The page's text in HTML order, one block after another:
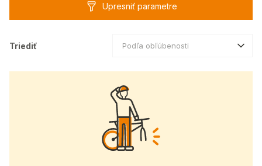
Upresniť parametre
Triediť Podľa obľúbenosti